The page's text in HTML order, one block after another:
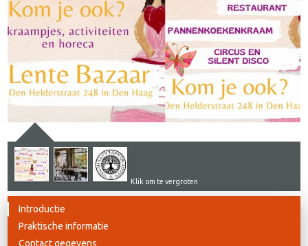
Klik om te vergroten
Introductie
Praktische informatie
Contact gegevens